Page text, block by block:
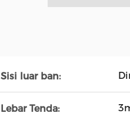
Sisi luar ban:
Lebar Tenda: